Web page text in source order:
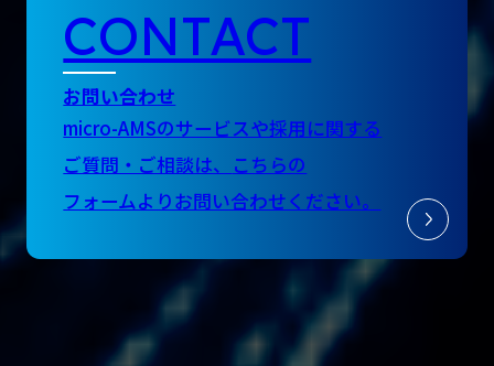
お問い合わせ
CONTACT
micro-AMSのサービスや採用に関する
ご質問・ご相談は、 こちらの
フォームよりお問い合わせください。